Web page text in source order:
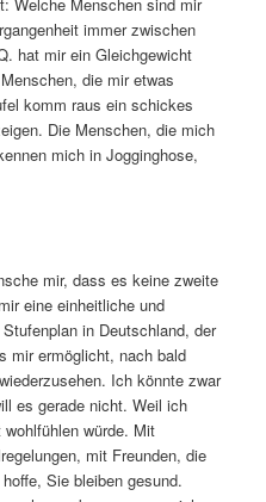
immer zwischen
hat mir ein Gleichgewicht
die mir etwas
komm raus ein schickes
Die Menschen, die mich
mich in Jogginghose,
mir, dass es keine zweite
eine einheitliche und
in Deutschland, der
mir ermöglicht, nach bald
Ich könnte zwar
es gerade nicht. Weil ich
würde. Mit
mit Freunden, die
Sie bleiben gesund.